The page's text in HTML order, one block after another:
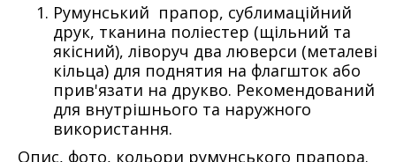
Румунський прапор, сублимаційний
друк, тканина поліестер (щільний та
якісний), ліворуч два люверси (металеві
кільца) для поднятия на флагшток або
прив'язати на друкво. Рекомендований
для внутрішнього та наружного
використання.
Опис, фото, кольори румунського прапора.